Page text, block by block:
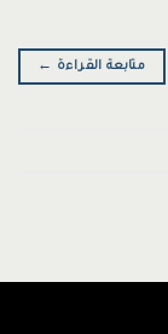
متابعة القراءة ←